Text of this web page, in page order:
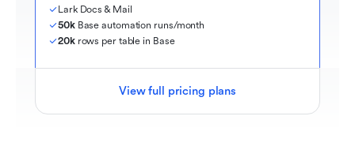
Lark Docs & Mail
50k Base automation runs/month
20k rows per table in Base
View full pricing plans